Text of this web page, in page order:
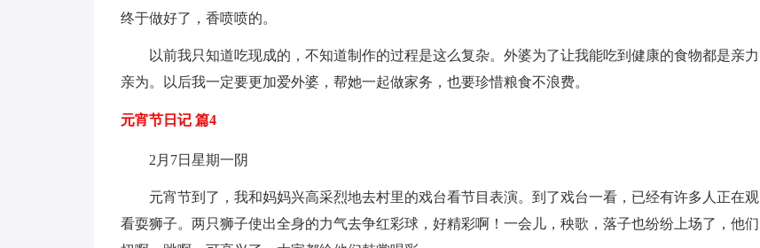
终于做好了，香喷喷的。
以前我只知道吃现成的，不知道制作的过程是这么复杂。外婆为了让我能吃到健康的食物都是亲力
亲为。以后我一定要更加爱外婆，帮她一起做家务，也要珍惜粮食不浪费。
元宵节日记 篇4
2月7日星期一阴
元宵节到了，我和妈妈兴高采烈地去村里的戏台看节目表演。到了戏台一看，已经有许多人正在观
看耍狮子。两只狮子使出全身的力气去争红彩球，好精彩啊！一会儿，秧歌，落子也纷纷上场了，他们